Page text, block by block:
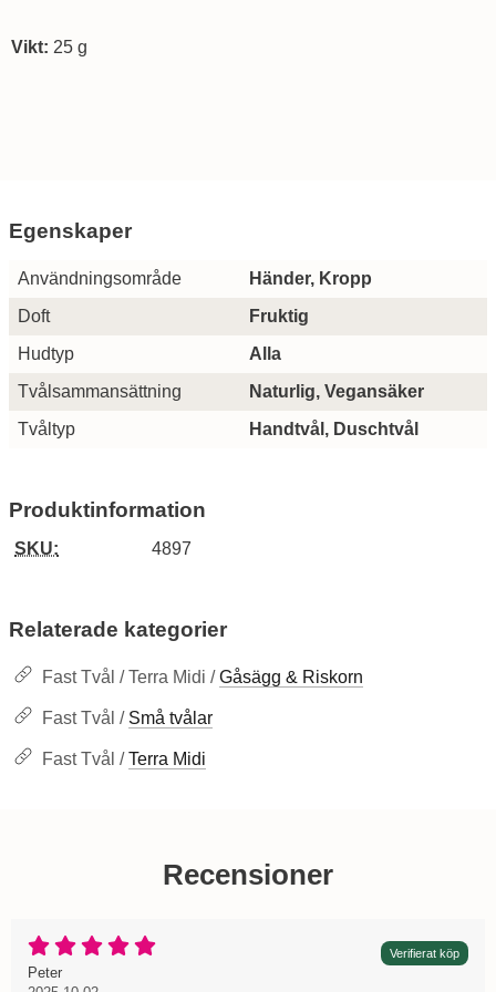
Vikt: 25 g
Egenskaper
Egenskaper/attribut för denna produkt
Attribut Värde
Användningsområde
Händer, Kropp
Doft
Fruktig
Hudtyp
Alla
Tvålsammansättning
Naturlig, Vegansäker
Tvåltyp
Handtvål, Duschtvål
Produktinformation
SKU: 4897
Relaterade kategorier
Fast Tvål / Terra Midi /Gåsägg & Riskorn
Fast Tvål / Små tvålar
Fast Tvål /Terra Midi
Recensioner
Betyg: 5 Stjärnor av 5 Verifierat köp
Recension av:
Peter, 2025-10-02
, 2025-10-02